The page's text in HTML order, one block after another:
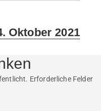
Oktober 2021
Erforderliche Felder